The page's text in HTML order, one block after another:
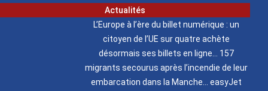
Actualités
L’Europe à l’ère du billet numérique : un
citoyen de l’UE sur quatre achète
désormais ses billets en ligne
157
migrants secourus après l’incendie de leur
embarcation dans la Manche
easyJet